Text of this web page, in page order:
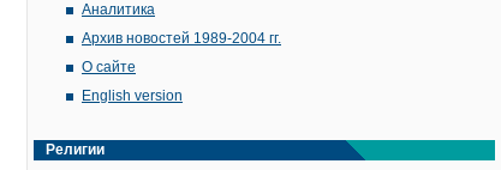
Аналитика
Архив новостей 1989-2004 гг.
О сайте
English version
Религии